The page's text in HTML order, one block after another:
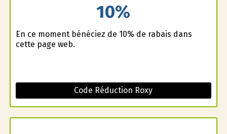
10%
En ce moment bénéficiez de 10% de rabais dans
cette page web.
Code Réduction Roxy